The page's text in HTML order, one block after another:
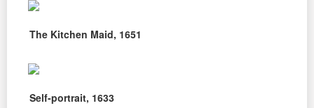
The Kitchen Maid, 1651
Self-portrait, 1633